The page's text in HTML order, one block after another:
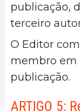
publicação,
terceiro
O Editor
membro em
publicação.
ARTIGO 5: